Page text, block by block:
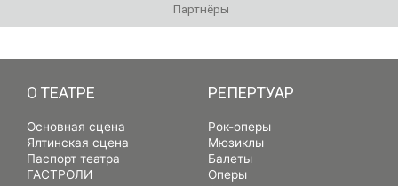
Партнёры
О ТЕАТРЕ
Основная сцена
Ялтинская сцена
Паспорт театра
ГАСТРОЛИ
РЕПЕРТУАР
Рок-оперы
Мюзиклы
Балеты
Оперы